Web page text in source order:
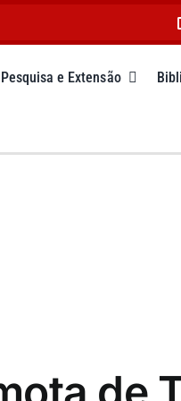
Pesquisa e Extensão